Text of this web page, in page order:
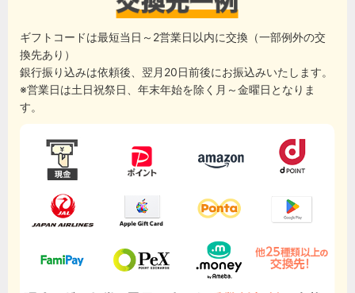
ギフトコードは最短当日～2営業日以内に交換（一部例外の交
換先あり）
銀行振り込みは依頼後、翌月20日前後にお振込みいたします。
※営業日は土日祝祭日、年末年始を除く月～金曜日となりま
す。